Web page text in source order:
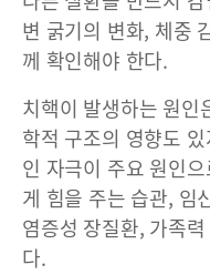
변 굵기의 변화, 체중
께 확인해야 한다.
치핵이 발생하는 원인
학적 구조의 영향도
인 자극이 주요 원인
게 힘을 주는 습관, 임
염증성 장질환, 가족
다.